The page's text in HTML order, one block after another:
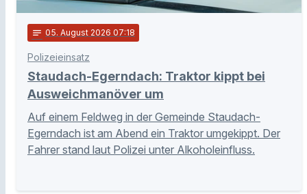
notes 05. August 2026 07:18
Polizeieinsatz
Staudach-Egerndach: Traktor kippt bei
Ausweichmanöver um
Auf einem Feldweg in der Gemeinde Staudach-
Egerndach ist am Abend ein Traktor umgekippt. Der
Fahrer stand laut Polizei unter Alkoholeinfluss.